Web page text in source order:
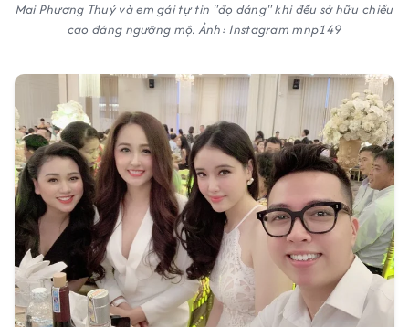
Mai Phương Thuý và em gái tự tin "đọ dáng" khi đều sở hữu chiều
cao đáng ngưỡng mộ. Ảnh: Instagram mnp149